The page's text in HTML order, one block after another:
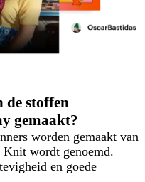
de stoffen
gemaakt?
worden gemaakt van
Knit wordt genoemd.
en goede